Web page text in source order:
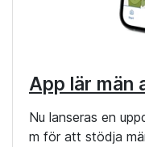
App lär män
Nu lanseras en
m för att stödja